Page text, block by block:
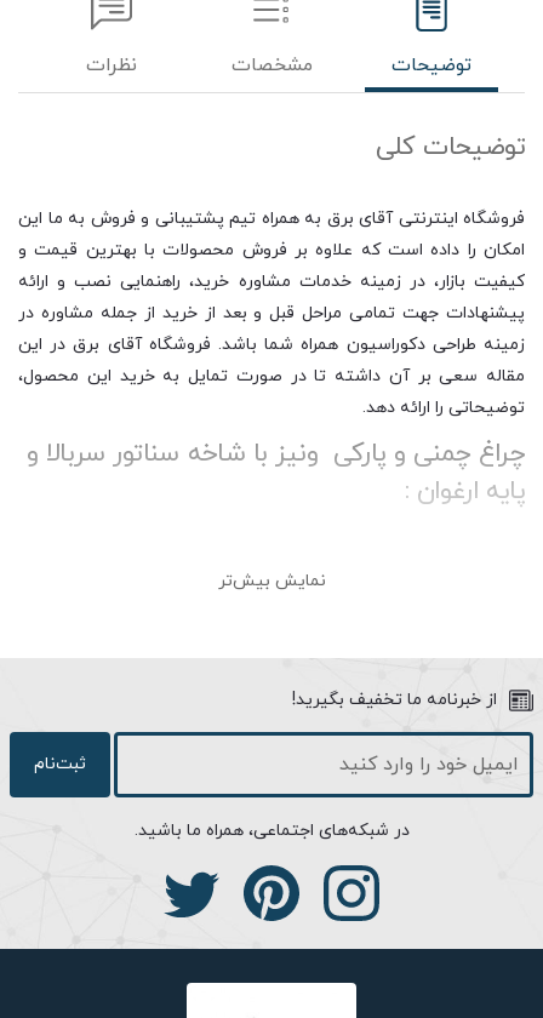
توضیحات مشخصات نظرات
توضیحات کلی
فروشگاه اینترنتی آقای برق به همراه تیم پشتیبانی و فروش به ما این
امکان را داده است که علاوه بر فروش محصولات با بهترین قیمت و
کیفیت بازار، در زمینه خدمات مشاوره خرید، راهنمایی نصب و ارائه
پیشنهادات جهت تمامی مراحل قبل و بعد از خرید از جمله مشاوره در
زمینه طراحی دکوراسیون همراه شما باشد. فروشگاه آقای برق در این
مقاله سعی بر آن داشته تا در صورت تمایل به خرید این محصول،
توضیحاتی را ارائه دهد.
چراغ چمنی و پارکی ونیز با شاخه سناتور سربالا و
پایه ارغوان :
پیشنهاد ما این است که برای محیط اطراف منزل، باغ یا ویلای خود از
کنید. این چراغ در سطوح خارجی خود ظاهری کلاسیک دارد و در قسمت
حباب، با یک نظم و هماهنگی تکرارنشدنی، خانه‌هایی هم‌اندازه، ظریف و
تمرکز، سادگی و نظم معماری مدرن اروپایی هستید یا ویلایی که دارید
از این سبک بهره برده است، باید بدانید این چراغ محوطه‌ای می‌تواند
طراحی منحصر به فرد چراغ ونیز، باعث شده تا قابلیت پخش نور
گسترده‌تری داشته باشند و به جز این، با داشتن حبابی مات ظاهری
دوچندان زیبا را به تماشا بگذارد. شما می‌توانید از این چراغ به عنوان
نمایش بیش‌تر
از خبرنامه ما تخفیف بگیرید!
ثبت‌نام
در شبکه‌های اجتماعی، همراه ما باشید.